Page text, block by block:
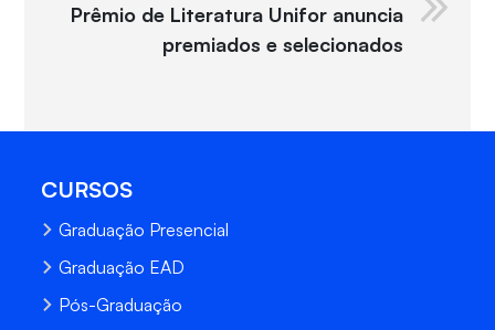
Prêmio de Literatura Unifor anuncia
premiados e selecionados
CURSOS
Graduação Presencial
Graduação EAD
Pós-Graduação